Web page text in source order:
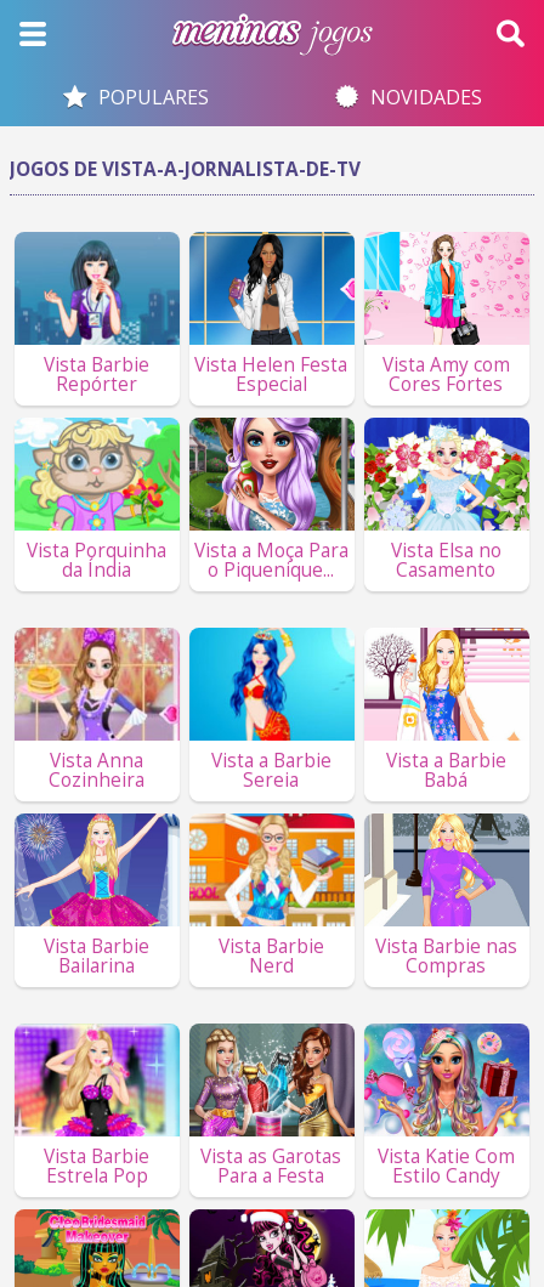
POPULARES NOVIDADES
JOGOS DE VISTA-A-JORNALISTA-DE-TV
Vista Barbie
Repórter
Vista Helen Festa
Especial
Vista Amy com
Cores Fortes
Vista Porquinha
da Índia
Vista a Moça Para
o Piquenique...
Vista Elsa no
Casamento
Vista Anna
Cozinheira
Vista a Barbie
Sereia
Vista a Barbie
Babá
Vista Barbie
Bailarina
Vista Barbie
Nerd
Vista Barbie nas
Compras
Vista Barbie
Estrela Pop
Vista as Garotas
Para a Festa
Vista Katie Com
Estilo Candy